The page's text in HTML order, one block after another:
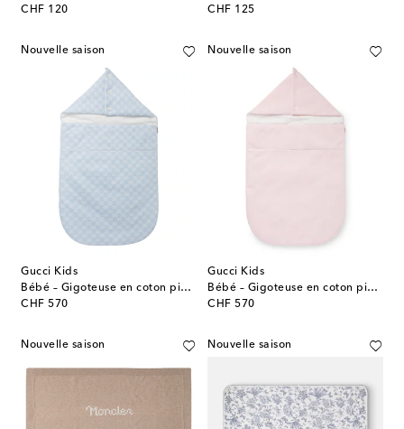
CHF 120
original price
CHF 125
original price
Nouvelle saison
Gucci Kids
Bébé – Gigoteuse en coton piqué GG
CHF 570
original price
Nouvelle saison
Gucci Kids
Bébé – Gigoteuse en coton piqué GG
CHF 570
original price
Nouvelle saison Nouvelle saison